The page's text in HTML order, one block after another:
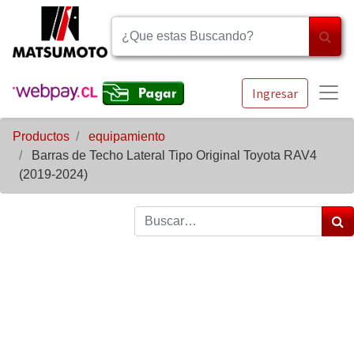
Ingresar
Productos
equipamiento
Barras de Techo Lateral Tipo Original Toyota RAV4
(2019-2024)